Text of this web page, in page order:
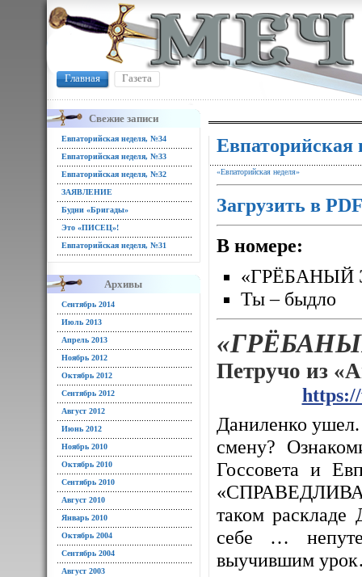
Главная Газета
Свежие записи
Евпаторийская неделя, №34
Евпаторийская неделя, №33
Евпаторийская неделя, №32
ЗАЯВЛЕНИЕ
Будни «Бригады»
Это «ПИСЕЦ»!
Евпаторийская неделя, №31
Архивы
Сентябрь 2014
Июль 2013
Апрель 2013
Ноябрь 2012
Октябрь 2012
Сентябрь 2012
Август 2012
Июнь 2012
Ноябрь 2010
Октябрь 2010
Сентябрь 2010
Август 2010
Январь 2010
Октябрь 2004
Сентябрь 2004
Август 2003
Евпаторийская
«Евпаторийская неделя»
Загрузить в
В номере:
«ГРЁБАНЫЙ
Ты – быдло
Петручо из
Даниленко
смену?
Госсовета и
таком раскладе
себе …
выучившим